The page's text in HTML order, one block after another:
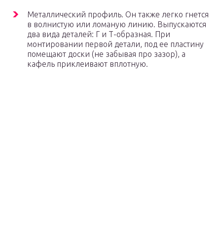
Металлический профиль. Он также легко гнется
в волнистую или ломаную линию. Выпускаются
два вида деталей: Г и Т-образная. При
монтировании первой детали, под ее пластину
помещают доски (не забывая про зазор), а
кафель приклеивают вплотную.